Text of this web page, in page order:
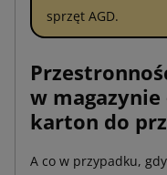
sprzęt AGD.
w
karton do
A co w przypadku,